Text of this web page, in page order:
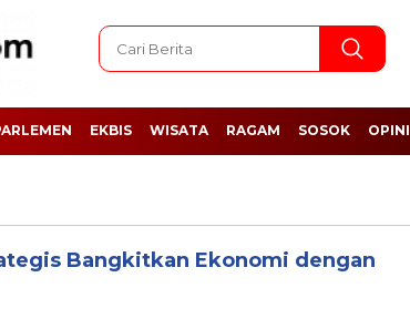
EKBIS WISATA RAGAM SOSOK OPINI
Bangkitkan Ekonomi dengan